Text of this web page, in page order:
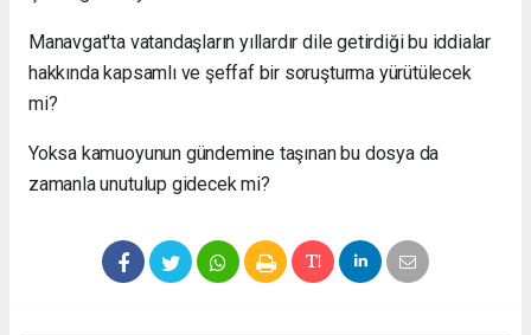
Manavgat'ta vatandaşların yıllardır dile getirdiği bu iddialar
hakkında kapsamlı ve şeffaf bir soruşturma yürütülecek
mi?
Yoksa kamuoyunun gündemine taşınan bu dosya da
zamanla unutulup gidecek mi?